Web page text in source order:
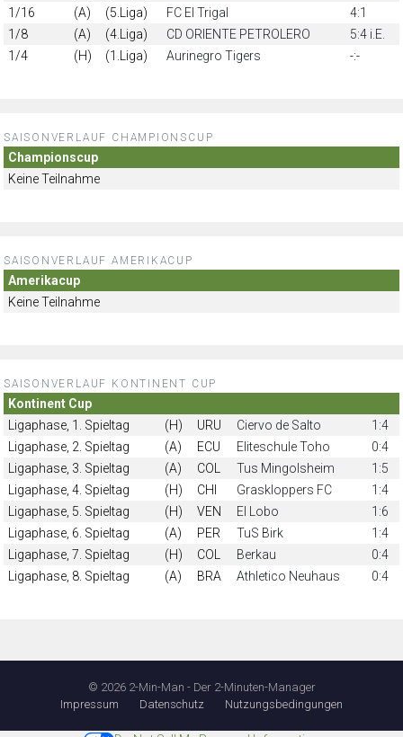
1/16
(A) (5.Liga) FC El Trigal
4:1
1/8
(A) (4.Liga) CD ORIENTE PETROLERO
5:4 i.E.
1/4
(H) (1.Liga) Aurinegro Tigers -:-
SAISONVERLAUF CHAMPIONSCUP
Championscup
Keine Teilnahme
SAISONVERLAUF AMERIKACUP
Amerikacup
Keine Teilnahme
SAISONVERLAUF KONTINENT CUP
Kontinent Cup
Ligaphase, 1. Spieltag
(H) URU Ciervo de Salto
1:4
Ligaphase, 2. Spieltag
(A) ECU Eliteschule Toho
0:4
Ligaphase, 3. Spieltag
(A) COL Tus Mingolsheim
1:5
Ligaphase, 4. Spieltag
(H) CHI Graskloppers FC
1:4
Ligaphase, 5. Spieltag
(H) VEN El Lobo
1:6
Ligaphase, 6. Spieltag
(A) PER TuS Birk
1:4
Ligaphase, 7. Spieltag
(H) COL Berkau
0:4
Ligaphase, 8. Spieltag
(A) BRA Athletico Neuhaus 0:4
© 2026 2-Min-Man - Der 2-Minuten-Manager
Impressum
Datenschutz Nutzungsbedingungen